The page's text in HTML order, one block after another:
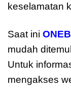
keselamatan
Saat ini
mudah
Untuk
mengakses